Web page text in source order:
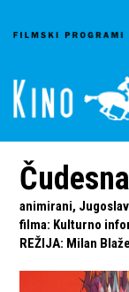
animirani,
filma: Kulturno
REŽIJA: Milan